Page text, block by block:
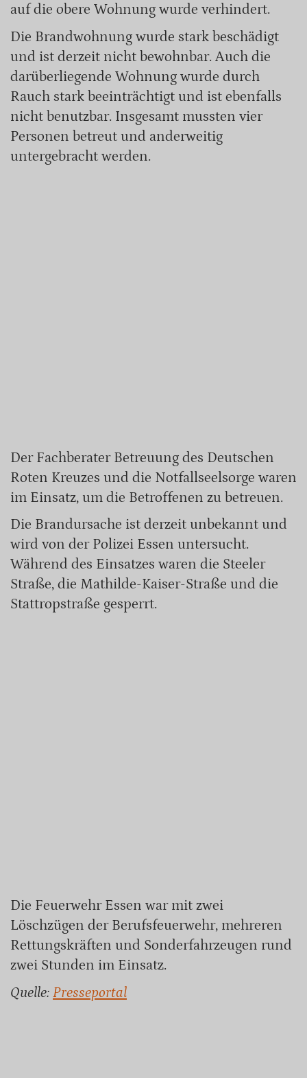
auf die obere Wohnung wurde verhindert.
Die Brandwohnung wurde stark beschädigt
und ist derzeit nicht bewohnbar. Auch die
darüberliegende Wohnung wurde durch
Rauch stark beeinträchtigt und ist ebenfalls
nicht benutzbar. Insgesamt mussten vier
Personen betreut und anderweitig
untergebracht werden.
Der Fachberater Betreuung des Deutschen
Roten Kreuzes und die Notfallseelsorge waren
im Einsatz, um die Betroffenen zu betreuen.
Die Brandursache ist derzeit unbekannt und
wird von der Polizei Essen untersucht.
Während des Einsatzes waren die Steeler
Straße, die Mathilde-Kaiser-Straße und die
Stattropstraße gesperrt.
Die Feuerwehr Essen war mit zwei
Löschzügen der Berufsfeuerwehr, mehreren
Rettungskräften und Sonderfahrzeugen rund
zwei Stunden im Einsatz.
Quelle: Presseportal